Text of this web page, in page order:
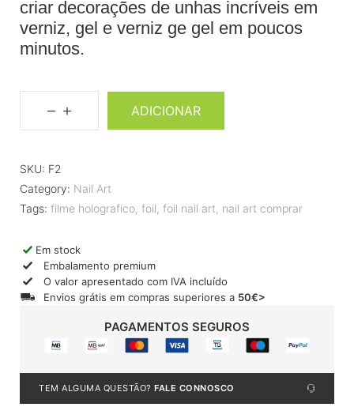
criar decorações de unhas incríveis em
verniz, gel e verniz ge gel em poucos
minutos.
ADICIONAR
SKU: F2
Category: Nail Art
Tags: filme holografico, foil, foil nail art, nail art comprar
Em stock
Embalamento premium
O valor apresentado com IVA incluído
Envios grátis em compras superiores a 50€>
PAGAMENTOS SEGUROS
TEM ALGUMA QUESTÃO? FALE CONNOSCO